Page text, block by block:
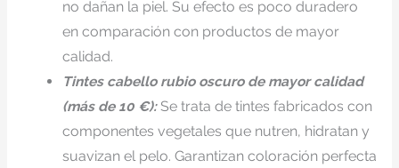
no dañan la piel. Su efecto es poco duradero
en comparación con productos de mayor
calidad.
Tintes cabello rubio oscuro de mayor calidad
(más de 10 €):Se trata de tintes fabricados con
componentes vegetales que nutren, hidratan y
suavizan el pelo. Garantizan coloración perfecta